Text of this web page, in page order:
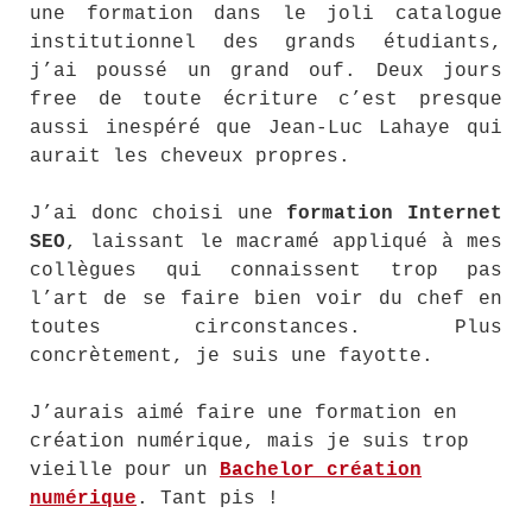
une formation dans le joli catalogue
institutionnel des grands étudiants,
j’ai poussé un grand ouf. Deux jours
free de toute écriture c’est presque
aussi inespéré que Jean-Luc Lahaye qui
aurait les cheveux propres.
J’ai donc choisi une formation Internet
SEO, laissant le macramé appliqué à mes
collègues qui connaissent trop pas
l’art de se faire bien voir du chef en
toutes circonstances. Plus
concrètement, je suis une fayotte.
J’aurais aimé faire une formation en
création numérique, mais je suis trop
vieille pour un Bachelor création
numérique . Tant pis !